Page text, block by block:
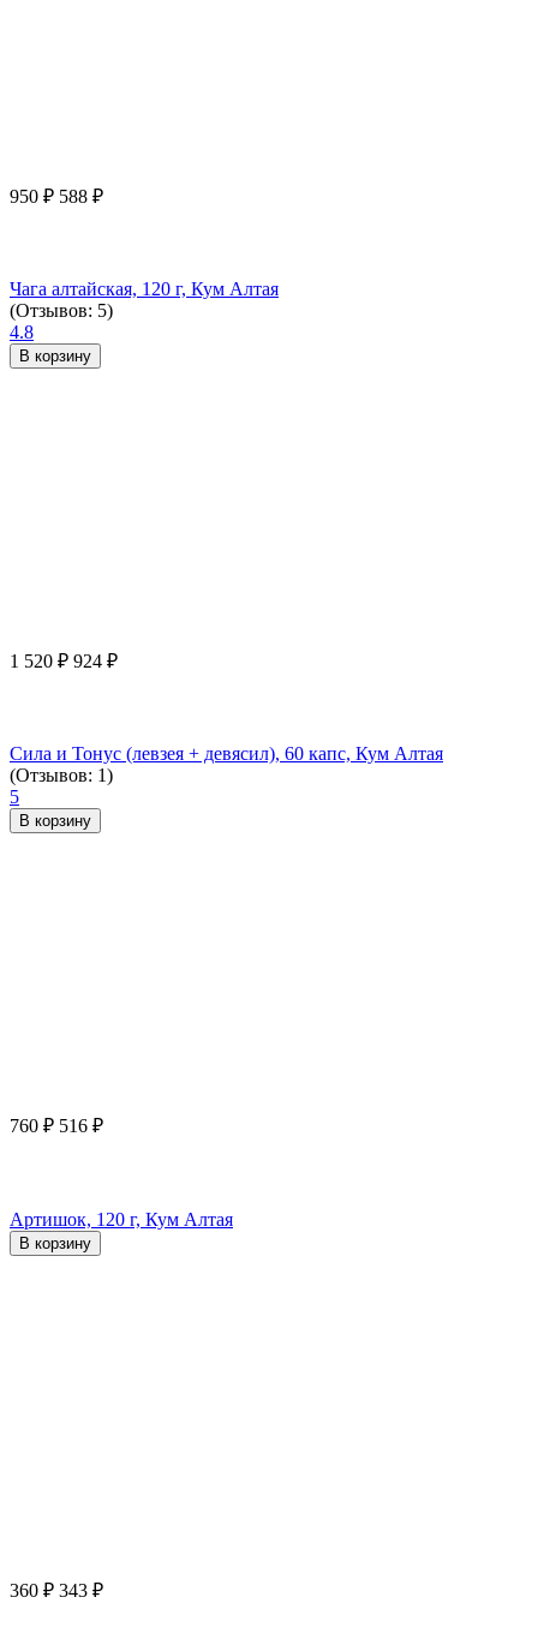
950 ₽ 588 ₽
Чага алтайская, 120 г, Кум Алтая
(Отзывов: 5)
4.8
В корзину
1 520 ₽ 924 ₽
Сила и Тонус (левзея + девясил), 60 капс, Кум Алтая
(Отзывов: 1)
5
В корзину
760 ₽ 516 ₽
Артишок, 120 г, Кум Алтая
В корзину
360 ₽ 343 ₽